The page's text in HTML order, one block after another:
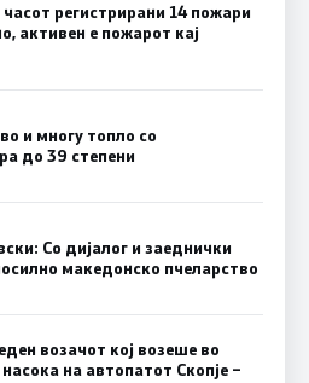
регистрирани 14 пожари
активен е пожарот кај
и многу топло со
до 39 степени
Со дијалог и заеднички
македонско пчеларство
возачот кој возеше во
на автопатот Скопје –